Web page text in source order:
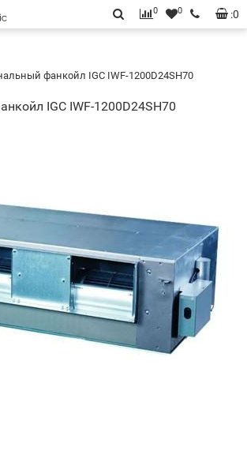
:0
0 0
фанкойл IGC IWF-1200D24SH70
IGC IWF-1200D24SH70